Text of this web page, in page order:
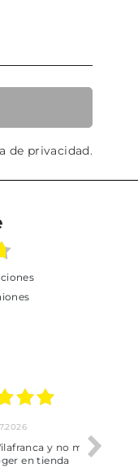
de privacidad.
no me ha